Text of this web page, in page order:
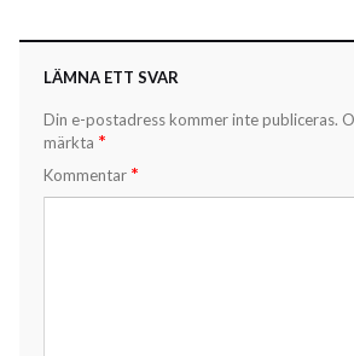
LÄMNA ETT SVAR
Din e-postadress kommer inte publiceras.
märkta *
Kommentar *